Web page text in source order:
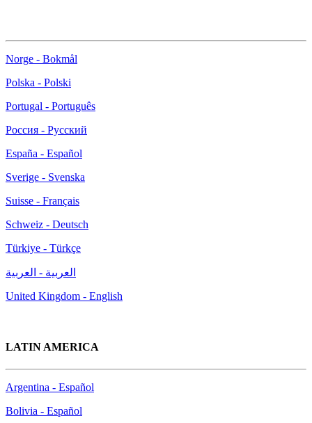
Norge - Bokmål
Polska - Polski
Portugal - Português
Россия - Русский
España - Español
Sverige - Svenska
Suisse - Français
Schweiz - Deutsch
Türkiye - Türkçe
العربية - العربية
United Kingdom - English
LATIN AMERICA
Argentina - Español
Bolivia - Español